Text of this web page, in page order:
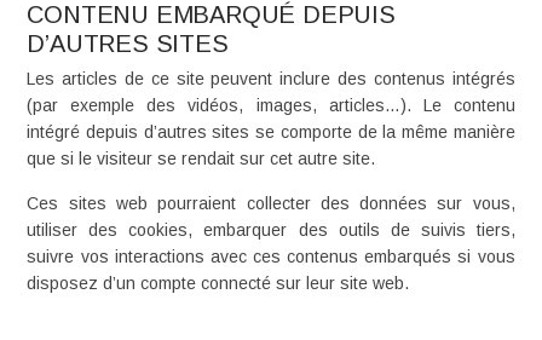
CONTENU EMBARQUÉ DEPUIS
D’AUTRES SITES
Les articles de ce site peuvent inclure des contenus intégrés
(par exemple des vidéos, images, articles…). Le contenu
intégré depuis d’autres sites se comporte de la même manière
que si le visiteur se rendait sur cet autre site.
Ces sites web pourraient collecter des données sur vous,
utiliser des cookies, embarquer des outils de suivis tiers,
suivre vos interactions avec ces contenus embarqués si vous
disposez d’un compte connecté sur leur site web.